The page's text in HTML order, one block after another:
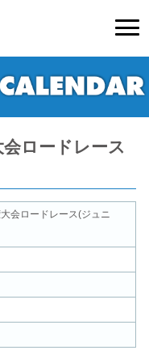
ロードレース
会ロードレース(ジュニ